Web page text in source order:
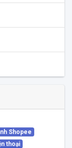
Shopee
thoại